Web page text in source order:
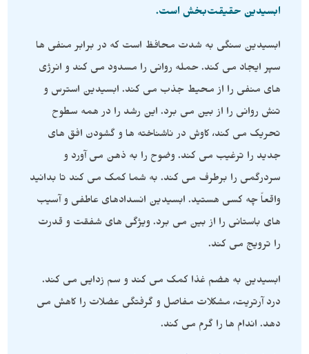
ابسیدین حقیقت‌بخش است.
ابسیدین سنگی به شدت محافظ است که در برابر منفی ها
سپر ایجاد می کند. حمله روانی را مسدود می کند و انرژی
های منفی را از محیط جذب می کند. ابسیدین استرس و
تنش روانی را از بین می برد. این رشد را در همه سطوح
تحریک می کند، کاوش در ناشناخته ها و گشودن افق های
جدید را ترغیب می کند. وضوح را به ذهن می آورد و
سردرگمی را برطرف می کند. به شما کمک می کند تا بدانید
واقعاً چه کسی هستید. ابسیدین انسدادهای عاطفی و آسیب
های باستانی را از بین می برد. ویژگی های شفقت و قدرت
را ترویج می کند.
ابسیدین به هضم غذا کمک می کند و سم زدایی می کند.
درد آرتریت، مشکلات مفاصل و گرفتگی عضلات را کاهش می
دهد. اندام ها را گرم می کند.